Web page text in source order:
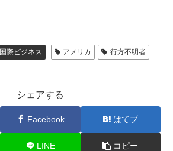
国際ビジネス アメリカ
行方不明者
シェアする
Facebook はてブ
LINE コピー